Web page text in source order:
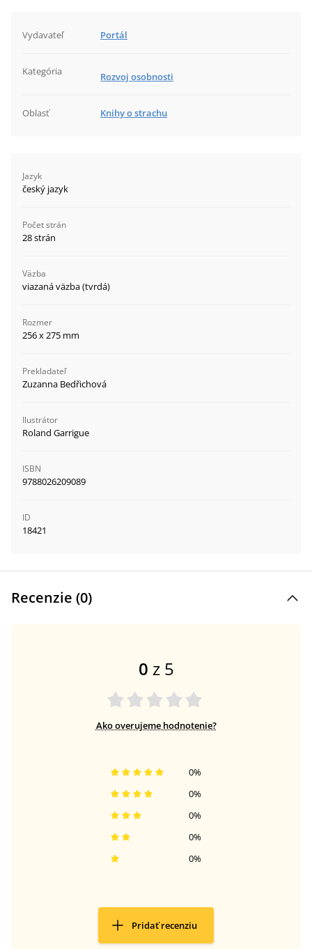
Vydavateľ Portál
Kategória Rozvoj osobnosti
Oblasť Knihy o strachu
Jazyk
český jazyk
Počet strán
28 strán
Väzba
viazaná väzba (tvrdá)
Rozmer
256 x 275 mm
Prekladateľ
Zuzanna Bedřichová
Ilustrátor
Roland Garrigue
ISBN
9788026209089
ID
18421
Recenzie (0)
0 z 5
Ako overujeme hodnotenie?
0%
0%
0%
0%
0%
Pridať recenziu